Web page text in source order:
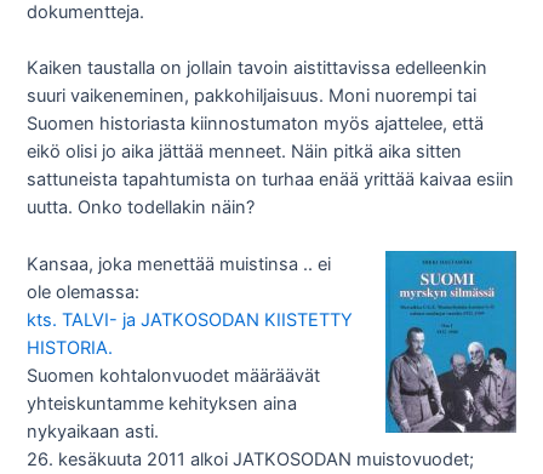
dokumentteja.
Kaiken taustalla on jollain tavoin aistittavissa edelleenkin
suuri vaikeneminen, pakkohiljaisuus. Moni nuorempi tai
Suomen historiasta kiinnostumaton myös ajattelee, että
eikö olisi jo aika jättää menneet. Näin pitkä aika sitten
sattuneista tapahtumista on turhaa enää yrittää kaivaa esiin
uutta. Onko todellakin näin?
Kansaa, joka menettää muistinsa .. ei
ole olemassa:
kts. TALVI- ja JATKOSODAN KIISTETTY
HISTORIA.
Suomen kohtalonvuodet määräävät
yhteiskuntamme kehityksen aina
nykyaikaan asti.
26. kesäkuuta 2011 alkoi JATKOSODAN muistovuodet;